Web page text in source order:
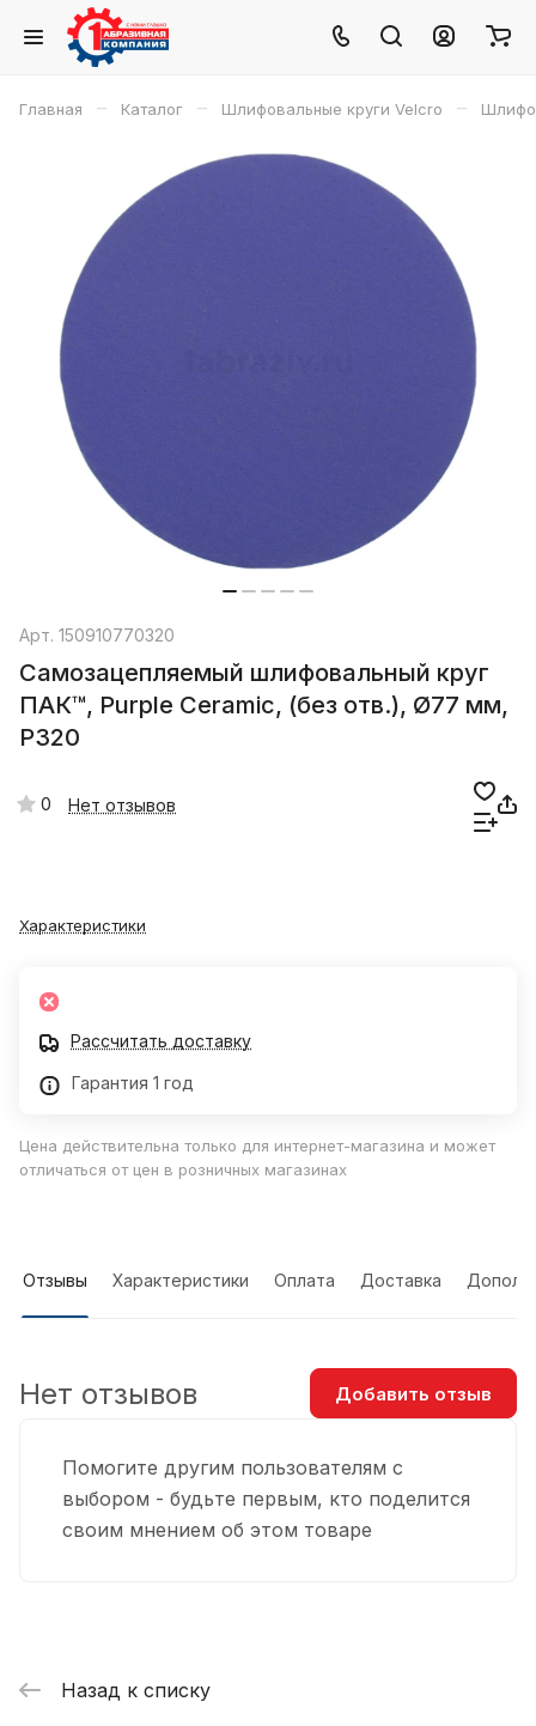
Главная – Каталог – Шлифовальные круги Velcro –
Арт. 150910770320
Самозацепляемый шлифовальный круг
ПАК™, Purple Сeramic, (без отв.), Ø77 мм,
Р320
0 Нет отзывов
Характеристики
Рассчитать доставку
Гарантия 1 год
Цена действительна только для интернет-магазина и может
отличаться от цен в розничных магазинах
Отзывы Характеристики Оплата Доставка
Помогите другим пользователям с
выбором - будьте первым, кто поделится
своим мнением об этом товаре
Нет отзывов Добавить отзыв
Назад к списку